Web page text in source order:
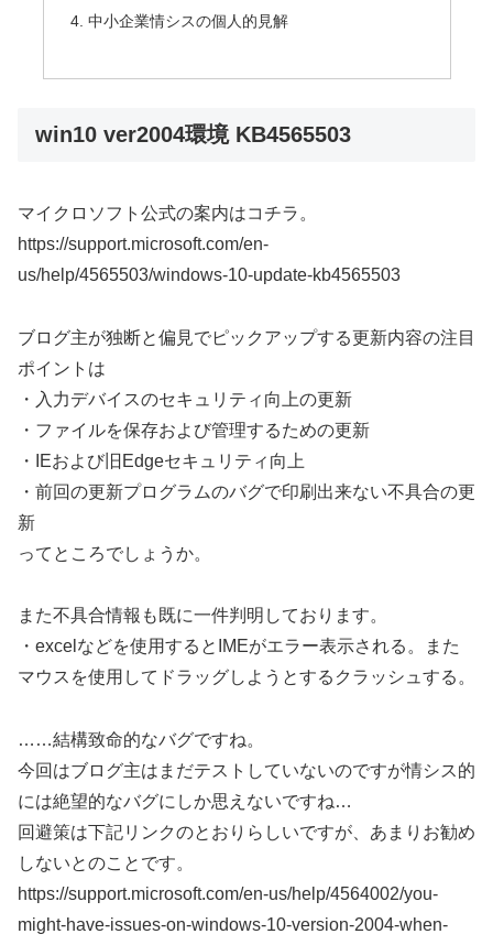
中小企業情シスの個人的見解
win10 ver2004環境 KB4565503
マイクロソフト公式の案内はコチラ。
https://support.microsoft.com/en-
us/help/4565503/windows-10-update-kb4565503
ブログ主が独断と偏見でピックアップする更新内容の注目
ポイントは
・入力デバイスのセキュリティ向上の更新
・ファイルを保存および管理するための更新
・IEおよび旧Edgeセキュリティ向上
・前回の更新プログラムのバグで印刷出来ない不具合の更
新
ってところでしょうか。
また不具合情報も既に一件判明しております。
・excelなどを使用するとIMEがエラー表示される。また
マウスを使用してドラッグしようとするクラッシュする。
……結構致命的なバグですね。
今回はブログ主はまだテストしていないのですが情シス的
には絶望的なバグにしか思えないですね…
回避策は下記リンクのとおりらしいですが、あまりお勧め
しないとのことです。
https://support.microsoft.com/en-us/help/4564002/you-
might-have-issues-on-windows-10-version-2004-when-